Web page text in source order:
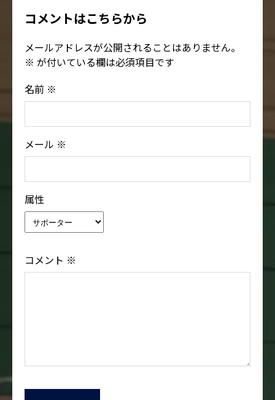
コメントはこちらから
メールアドレスが公開されることはありません。
※ が付いている欄は必須項目です
名前 ※
メール ※
属性
コメント ※